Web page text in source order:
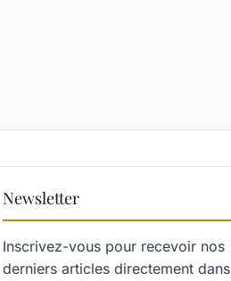
Newsletter
Inscrivez-vous pour recevoir nos
derniers articles directement dans